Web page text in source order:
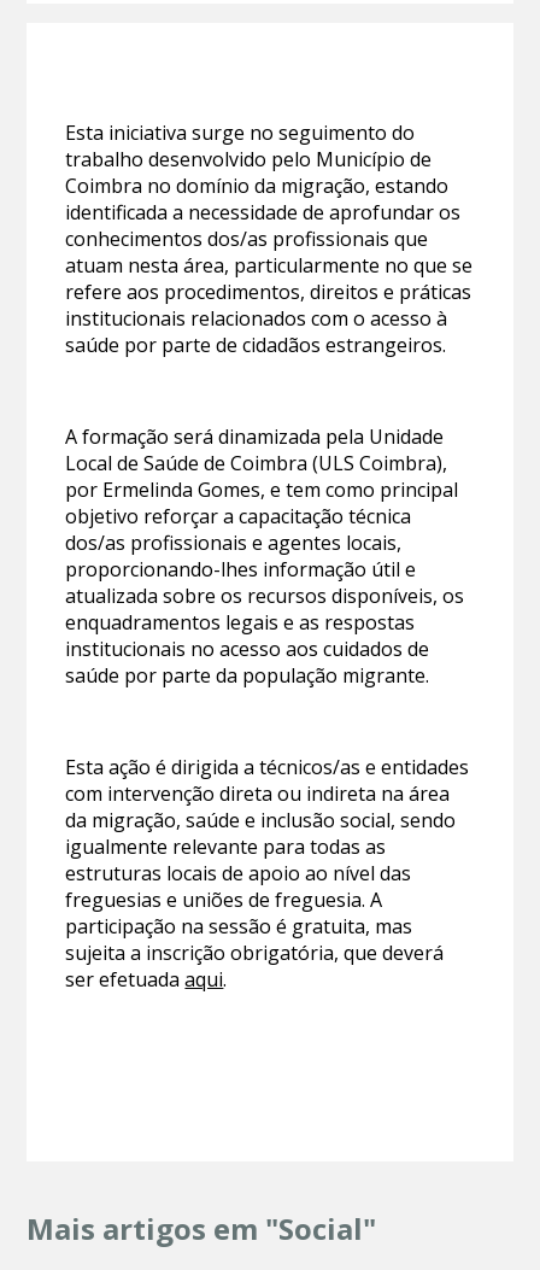
Esta iniciativa surge no seguimento do
trabalho desenvolvido pelo Município de
Coimbra no domínio da migração, estando
identificada a necessidade de aprofundar os
conhecimentos dos/as profissionais que
atuam nesta área, particularmente no que se
refere aos procedimentos, direitos e práticas
institucionais relacionados com o acesso à
saúde por parte de cidadãos estrangeiros.
A formação será dinamizada pela Unidade
Local de Saúde de Coimbra (ULS Coimbra),
por Ermelinda Gomes, e tem como principal
objetivo reforçar a capacitação técnica
dos/as profissionais e agentes locais,
proporcionando-lhes informação útil e
atualizada sobre os recursos disponíveis, os
enquadramentos legais e as respostas
institucionais no acesso aos cuidados de
saúde por parte da população migrante.
Esta ação é dirigida a técnicos/as e entidades
com intervenção direta ou indireta na área
da migração, saúde e inclusão social, sendo
igualmente relevante para todas as
estruturas locais de apoio ao nível das
freguesias e uniões de freguesia. A
participação na sessão é gratuita, mas
sujeita a inscrição obrigatória, que deverá
ser efetuadaaqui.
Mais artigos em "Social"